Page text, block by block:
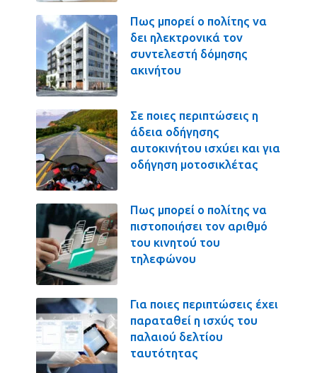
Πως μπορεί ο πολίτης να
δει ηλεκτρονικά τον
συντελεστή δόμησης
ακινήτου
Σε ποιες περιπτώσεις η
άδεια οδήγησης
αυτοκινήτου ισχύει και για
οδήγηση μοτοσικλέτας
Πως μπορεί ο πολίτης να
πιστοποιήσει τον αριθμό
του κινητού του
τηλεφώνου
Για ποιες περιπτώσεις έχει
παραταθεί η ισχύς του
παλαιού δελτίου
ταυτότητας